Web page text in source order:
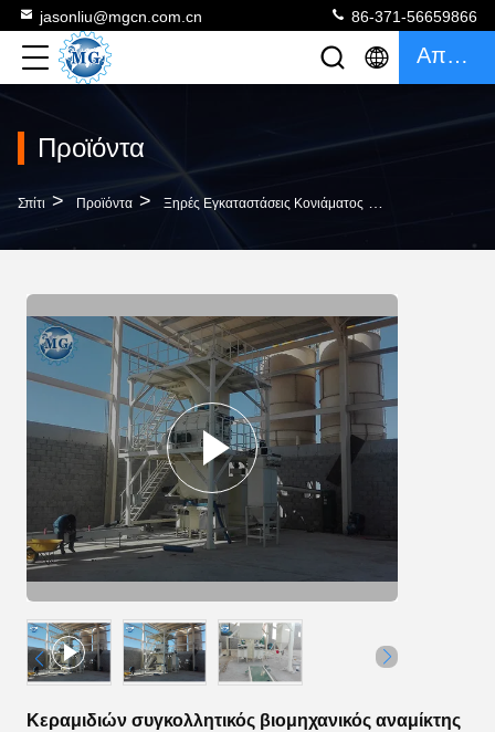
jasonliu@mgcn.com.cn 86-371-56659866
Απόσπασμα
Προϊόντα
Σπίτι > Προϊόντα > Ξηρές Εγκαταστάσεις Κονιάματος >
Κεραμιδιών συγκολλητικός βιομηχανικός αναμίκτης